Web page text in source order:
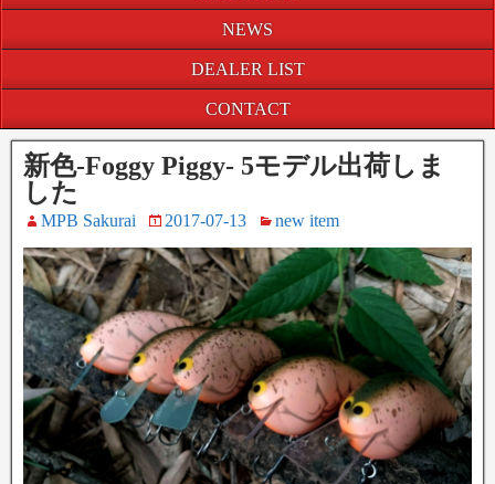
NEWS
DEALER LIST
CONTACT
新色-Foggy Piggy- 5モデル出荷しま
した
MPB Sakurai 2017-07-13 new item